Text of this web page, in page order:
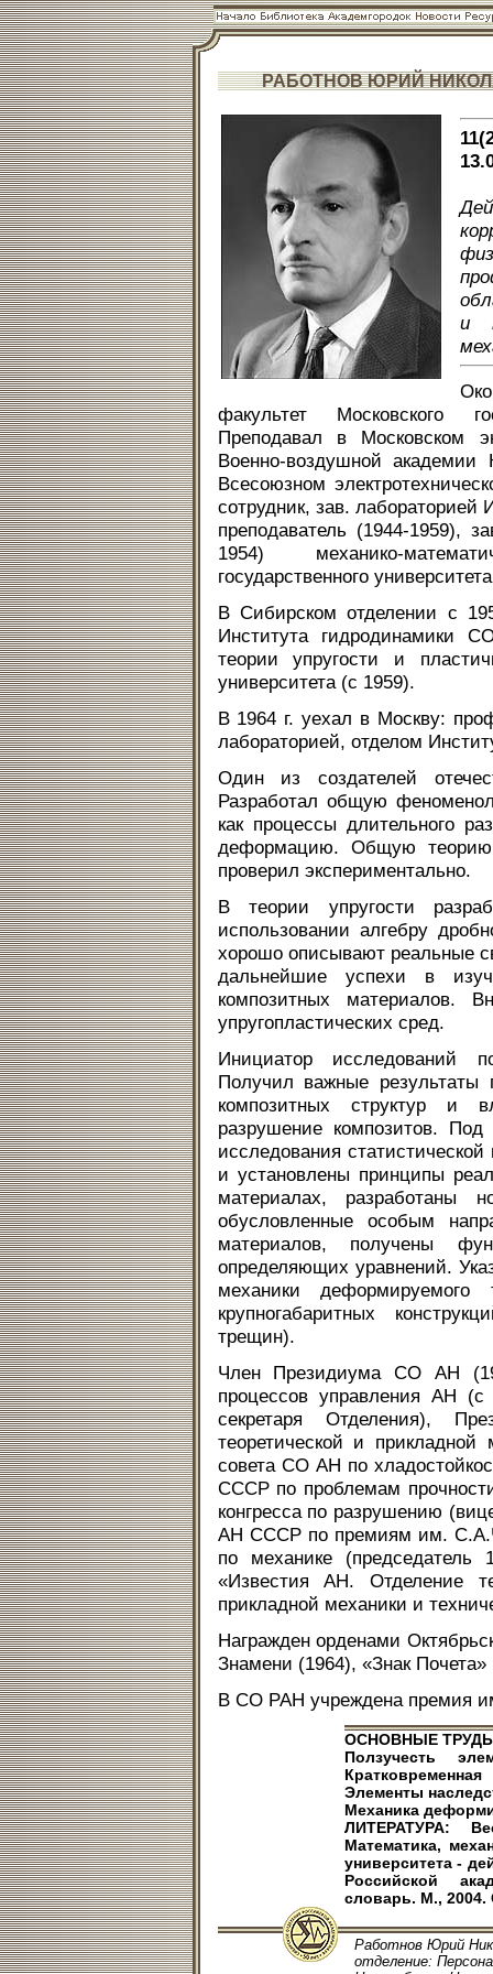
РАБОТНОВ ЮРИЙ
и
факультет Московского
Преподавал в Московском
Военно-воздушной
Всесоюзном
сотрудник, зав.
преподаватель (1944-1959),
1954) механико-
государственного
В Сибирском отделении с
Института гидродинамики
теории упругости и
университета (с 1959).
В 1964 г. уехал в Москву:
лабораторией, отделом
Один из создателей
Разработал общую
как процессы длительного
деформацию. Общую
проверил экспериментально.
В теории упругости
использовании алгебру
хорошо описывают реальные
дальнейшие успехи в
композитных материалов.
упругопластических сред.
Инициатор исследований
Получил важные результаты
композитных структур и
разрушение композитов.
исследования
и установлены принципы
материалах, разработаны
обусловленные особым
материалов, получены
определяющих уравнений.
механики деформируемого
крупногабаритных
трещин).
Член Президиума СО АН
процессов управления АН
секретаря Отделения),
теоретической и прикладной
совета СО АН по
СССР по проблемам
конгресса по разрушению
АН СССР по премиям им.
по механике (председатель
«Известия АН. Отделение
прикладной механики и
Награжден орденами
Знамени (1964), «Знак
В СО РАН учреждена премия
ОСНОВНЫЕ ТРУДЫ:
Ползучесть
Элементы
Механика
ЛИТЕРАТУРА:
Математика,
университета -
Российской
словарь. М., 2004.
Работнов Юрий
отделение: